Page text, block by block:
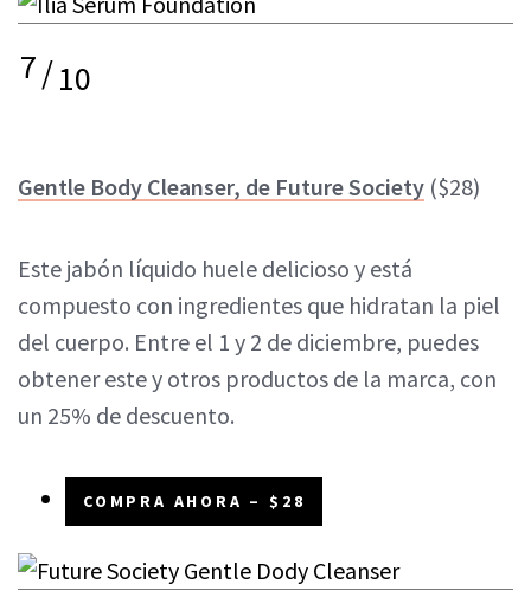
7/10
Gentle Body Cleanser, de Future Society ($28)
Este jabón líquido huele delicioso y está
compuesto con ingredientes que hidratan la piel
del cuerpo. Entre el 1 y 2 de diciembre, puedes
obtener este y otros productos de la marca, con
un 25% de descuento.
COMPRA AHORA – $28